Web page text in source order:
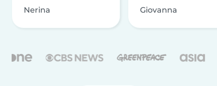
Nerina Giovanna